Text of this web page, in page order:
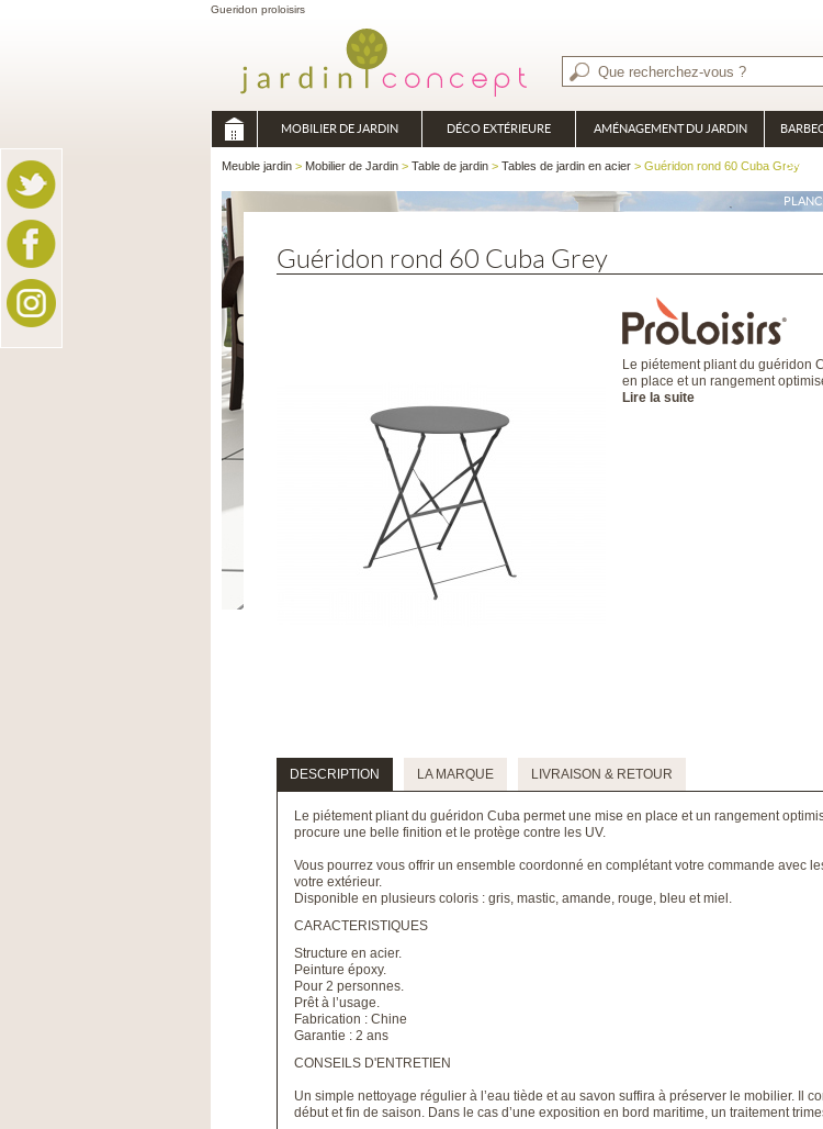
Gueridon proloisirs
MOBILIER DE JARDIN DÉCO EXTÉRIEURE AMÉNAGEMENT DU JARDIN
Meuble jardin > Mobilier de Jardin > Table de jardin > Tables de jardin en acier > Guéridon rond 60 Cuba Grey
Guéridon rond 60 Cuba Grey
Le piétement pliant du guéridon
en place et un rangement
Lire la suite
DESCRIPTION LA MARQUE LIVRAISON & RETOUR
Le piétement pliant du guéridon Cuba permet une mise en place et un rangement
procure une belle finition et le protège contre les UV.
Vous pourrez vous offrir un ensemble coordonné en complétant votre commande avec
votre extérieur.
Disponible en plusieurs coloris : gris, mastic, amande, rouge, bleu et miel.
CARACTERISTIQUES
Structure en acier.
Peinture époxy.
Pour 2 personnes.
Prêt à l’usage.
Fabrication : Chine
Garantie : 2 ans
CONSEILS D'ENTRETIEN
Un simple nettoyage régulier à l’eau tiède et au savon suffira à préserver le mobilier. Il
début et fin de saison. Dans le cas d’une exposition en bord maritime, un traitement